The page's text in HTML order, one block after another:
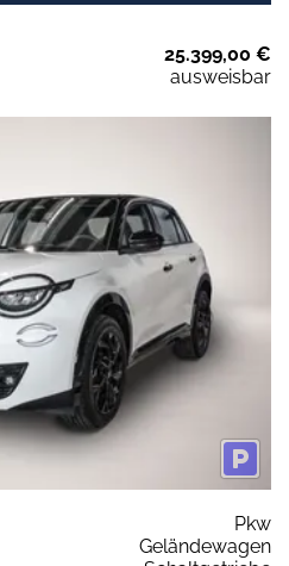
25.399,00 €
ausweisbar
Pkw
Geländewagen